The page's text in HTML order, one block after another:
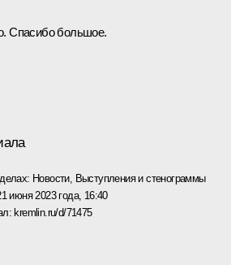
Спасибо большое.
Новости, Выступления и стенограммы
июня 2023 года, 16:40
kremlin.ru/d/71475